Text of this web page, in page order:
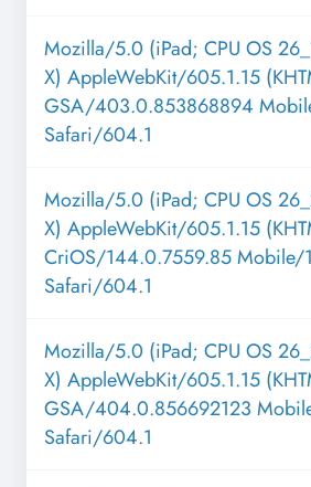
Mozilla/5.0 (iPad; CPU OS
X) AppleWebKit/605.1.15
GSA/403.0.853868894
Safari/604.1
Mozilla/5.0 (iPad; CPU OS
X) AppleWebKit/605.1.15
CriOS/144.0.7559.85 Mobile/
Safari/604.1
Mozilla/5.0 (iPad; CPU OS
X) AppleWebKit/605.1.15
GSA/404.0.856692123
Safari/604.1